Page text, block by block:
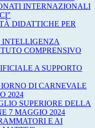
INTERNAZIONALI
DIDATTICHE PER
INTELLIGENZA
COMPRENSIVO
A SUPPORTO
DI CARNEVALE
2024
SUPERIORE DELLA
7 MAGGIO 2024
E AI